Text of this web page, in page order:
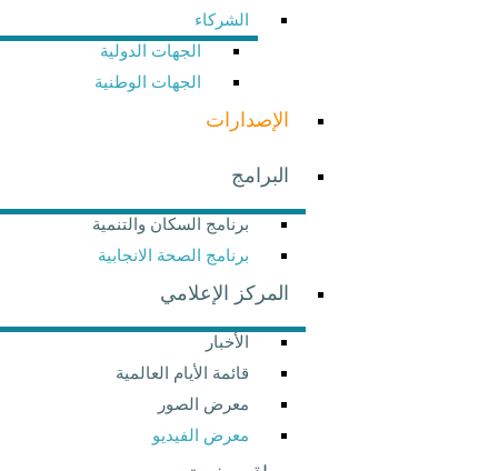
الشركاء
الجهات الدولية
الجهات الوطنية
الإصدارات
البرامج
برنامج السكان والتنمية
برنامج الصحة الانجابية
المركز الإعلامي
قائمة الأيام العالمية
معرض الصور
معرض الفيديو